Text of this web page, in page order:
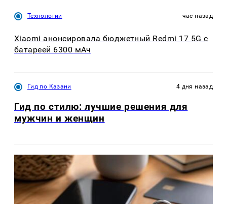
Технологии час назад
Xiaomi анонсировала бюджетный Redmi 17 5G с
батареей 6300 мАч
Гид по Казани 4 дня назад
Гид по стилю: лучшие решения для
мужчин и женщин